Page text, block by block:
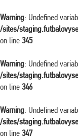
Warning: Undefined
/sites/
on line 345
Warning: Undefined
/sites/
on line 346
Warning: Undefined
/sites/
on line 347